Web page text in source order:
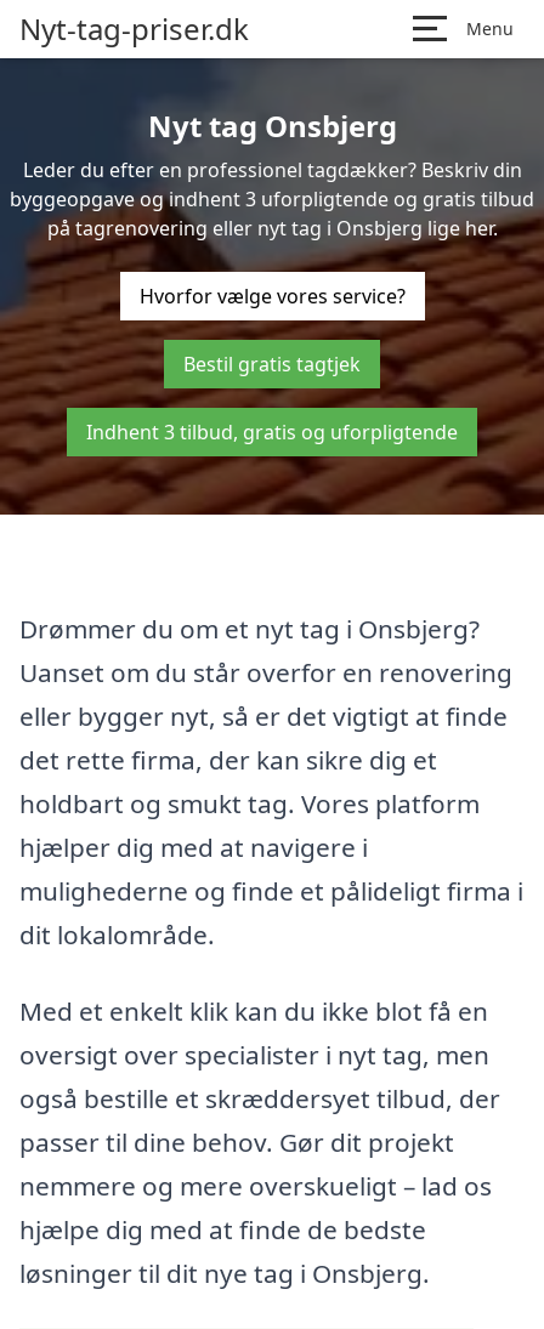
Nyt-tag-priser.dk Menu
Nyt tag Onsbjerg
Leder du efter en professionel tagdækker? Beskriv din
byggeopgave og indhent 3 uforpligtende og gratis tilbud
på tagrenovering eller nyt tag i Onsbjerg lige her.
Hvorfor vælge vores service?
Bestil gratis tagtjek
Indhent 3 tilbud, gratis og uforpligtende
Drømmer du om et nyt tag i Onsbjerg?
Uanset om du står overfor en renovering
eller bygger nyt, så er det vigtigt at finde
det rette firma, der kan sikre dig et
holdbart og smukt tag. Vores platform
hjælper dig med at navigere i
mulighederne og finde et pålideligt firma i
dit lokalområde.
Med et enkelt klik kan du ikke blot få en
oversigt over specialister i nyt tag, men
også bestille et skræddersyet tilbud, der
passer til dine behov. Gør dit projekt
nemmere og mere overskueligt – lad os
hjælpe dig med at finde de bedste
løsninger til dit nye tag i Onsbjerg.